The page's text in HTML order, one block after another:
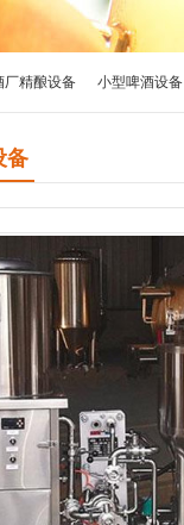
厂精酿设备 小型啤酒设备
备